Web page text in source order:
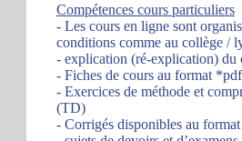
Compétences cours particuliers
- Les cours en ligne sont
conditions comme au collège /
- explication (ré-explication) du
- Fiches de cours au format *pdf
- Exercices de méthode et
(TD)
- Corrigés disponibles au